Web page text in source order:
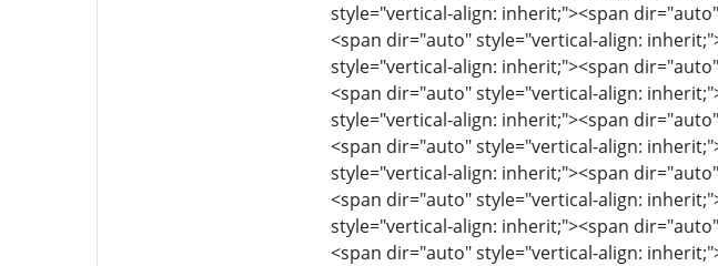
style="vertical-align: inherit;"><span
<span dir="auto" style="vertical-align:
style="vertical-align: inherit;"><span
<span dir="auto" style="vertical-align:
style="vertical-align: inherit;"><span
<span dir="auto" style="vertical-align:
style="vertical-align: inherit;"><span
<span dir="auto" style="vertical-align:
style="vertical-align: inherit;"><span
<span dir="auto" style="vertical-align: